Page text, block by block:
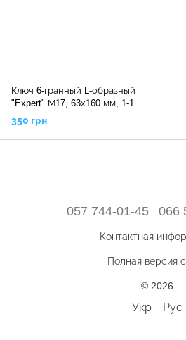
Ключ 6-гранный L-образный
"Expert" М17, 63х160 мм, 1-13-
927 STANLEY
350 грн
057 744-01-45 066
Контактная
Полная версия
© 2026
Укр Рус